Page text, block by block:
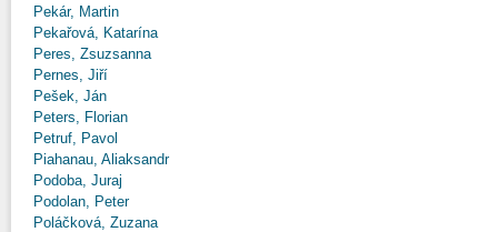
Pekár, Martin
Pekařová, Katarína
Peres, Zsuzsanna
Pernes, Jiří
Pešek, Ján
Peters, Florian
Petruf, Pavol
Piahanau, Aliaksandr
Podoba, Juraj
Podolan, Peter
Poláčková, Zuzana